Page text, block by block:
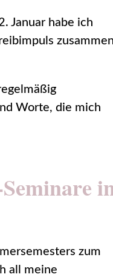
Januar habe ich
Worte, die mich
zum
all meine